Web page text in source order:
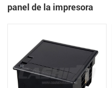
panel de la impresora